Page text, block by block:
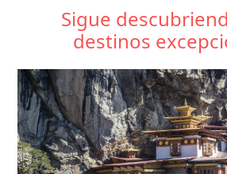
Sigue
destinos